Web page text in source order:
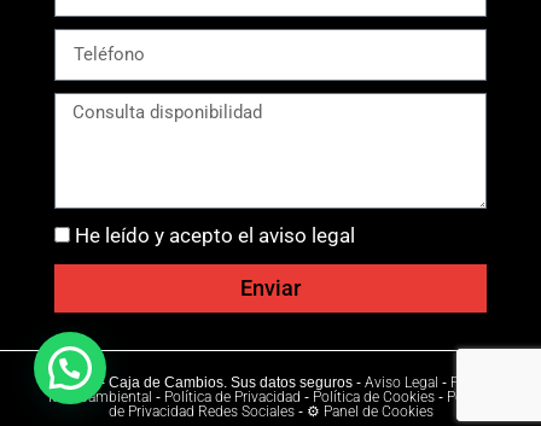
He leído y acepto el aviso legal
Enviar
Ⓒ 2026 - Caja de Cambios. Sus datos seguros - Aviso Legal - Política
Medioambiental - Política de Privacidad - Política de Cookies- Política
de Privacidad Redes Sociales- ⚙ Panel de Cookies